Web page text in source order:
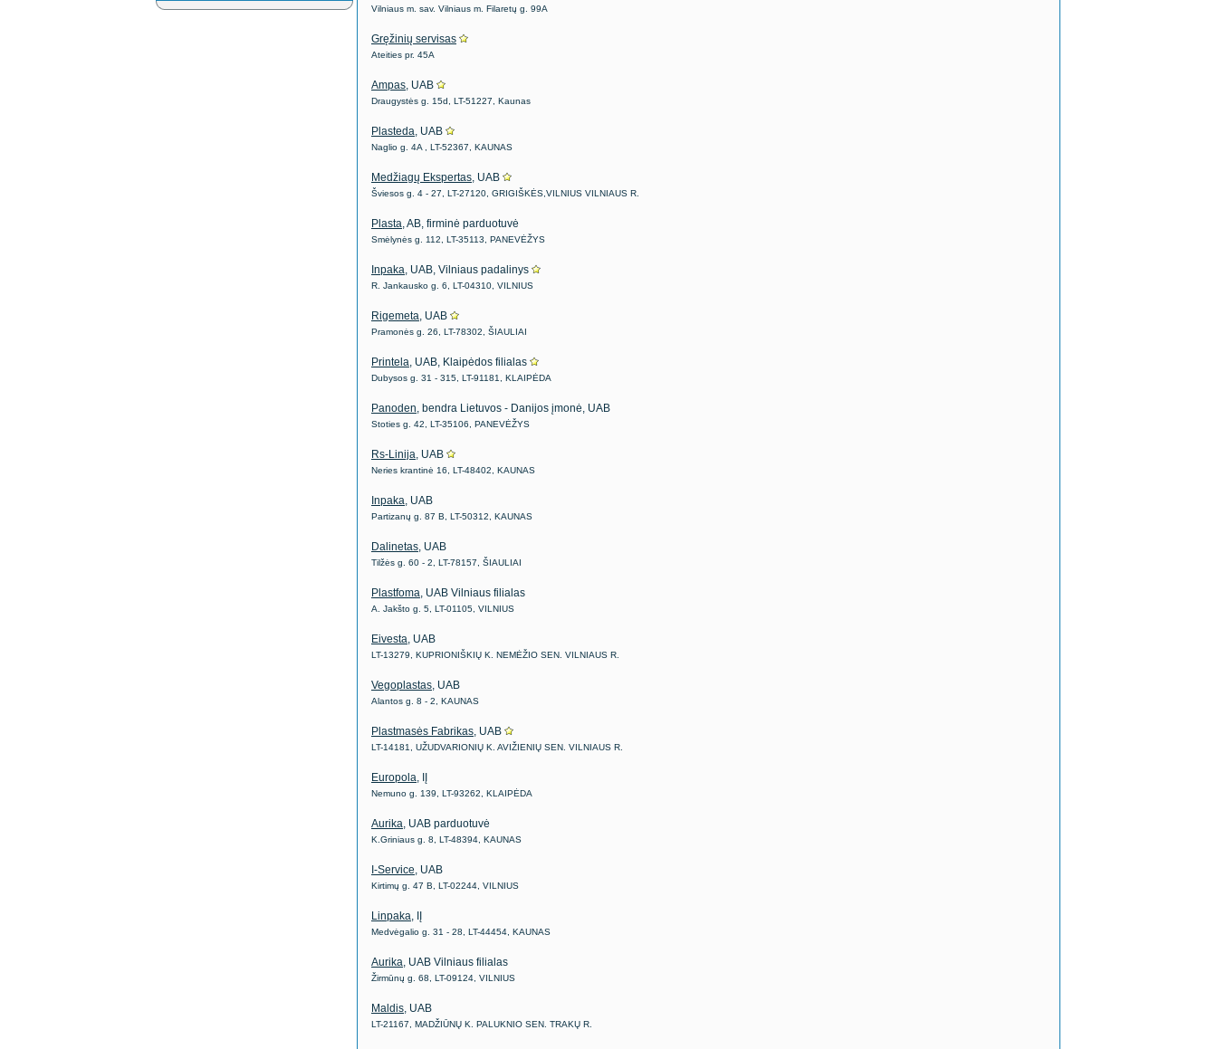
Vilniaus m. sav. Vilniaus m. Filaretų g. 99A
Gręžinių servisas
Ateities pr. 45A
Ampas, UAB
Draugystės g. 15d, LT-51227, Kaunas
Plasteda, UAB
Naglio g. 4A , LT-52367, KAUNAS
Medžiagų Ekspertas, UAB
Šviesos g. 4 - 27, LT-27120, GRIGIŠKĖS,VILNIUS VILNIAUS R.
Plasta, AB, firminė parduotuvė
Smėlynės g. 112, LT-35113, PANEVĖŽYS
Inpaka, UAB, Vilniaus padalinys
R. Jankausko g. 6, LT-04310, VILNIUS
Rigemeta, UAB
Pramonės g. 26, LT-78302, ŠIAULIAI
Printela, UAB, Klaipėdos filialas
Dubysos g. 31 - 315, LT-91181, KLAIPĖDA
Panoden, bendra Lietuvos - Danijos įmonė, UAB
Stoties g. 42, LT-35106, PANEVĖŽYS
Rs-Linija, UAB
Neries krantinė 16, LT-48402, KAUNAS
Inpaka, UAB
Partizanų g. 87 B, LT-50312, KAUNAS
Dalinetas, UAB
Tilžės g. 60 - 2, LT-78157, ŠIAULIAI
Plastfoma, UAB Vilniaus filialas
A. Jakšto g. 5, LT-01105, VILNIUS
Eivesta, UAB
LT-13279, KUPRIONIŠKIŲ K. NEMĖŽIO SEN. VILNIAUS R.
Vegoplastas, UAB
Alantos g. 8 - 2, KAUNAS
Plastmasės Fabrikas, UAB
LT-14181, UŽUDVARIONIŲ K. AVIŽIENIŲ SEN. VILNIAUS R.
Europola, IĮ
Nemuno g. 139, LT-93262, KLAIPĖDA
Aurika, UAB parduotuvė
K.Griniaus g. 8, LT-48394, KAUNAS
I-Service, UAB
Kirtimų g. 47 B, LT-02244, VILNIUS
Linpaka, IĮ
Medvėgalio g. 31 - 28, LT-44454, KAUNAS
Aurika, UAB Vilniaus filialas
Žirmūnų g. 68, LT-09124, VILNIUS
Maldis, UAB
LT-21167, MADŽIŪNŲ K. PALUKNIO SEN. TRAKŲ R.